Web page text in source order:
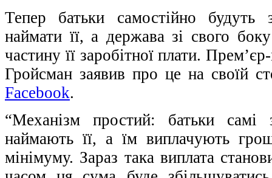
Тепер батьки самостійно будуть
наймати її, а держава зі свого
частину її заробітної плати.
Гройсман заявив про це на своїй
Facebook.
“Механізм простий: батьки самі
наймають її, а їм виплачують
мінімуму. Зараз така виплата